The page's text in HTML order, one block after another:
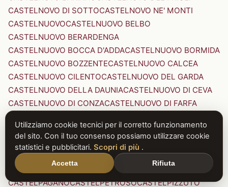
CASTELNOVO DI SOTTOCASTELNOVO NE' MONTI
CASTELNUOVOCASTELNUOVO BELBO
CASTELNUOVO BERARDENGA
CASTELNUOVO BOCCA D'ADDACASTELNUOVO BORMIDA
CASTELNUOVO BOZZENTECASTELNUOVO CALCEA
CASTELNUOVO CILENTOCASTELNUOVO DEL GARDA
CASTELNUOVO DELLA DAUNIACASTELNUOVO DI CEVA
CASTELNUOVO DI CONZACASTELNUOVO DI FARFA
CASTELNUOVO DI PORTO CASTELNUOVO DON BOSCO
CASTELNUOVO MAGRACASTELNUOVO NIGRA
CASTELNUOVO PARANOCASTELNUOVO RANGONE
CASTELNUOVO SCRIVIA
CASTELNUOVO VAL DI CECINA
CASTELPAGANOCASTELPETROSOCASTELPIZZUTO
Utilizziamo cookie tecnici per il corretto funzionamento
del sito. Con il tuo consenso possiamo utilizzare cookie
statistici e pubblicitari. Scopri di più .
Accetta Rifiuta